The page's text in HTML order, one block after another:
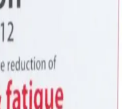
ile Sağlıklı
demir içeriğiyle kullanım
karşı güvenilir bir
Çeşitleri,
Önemi